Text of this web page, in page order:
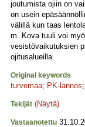
joutumista ojiin on
on usein
välillä kun taas
m. Kova tuuli voi
vesistövaikutuksien
ojitusalueilla.
Original keywords
turvemaa; PK-lannos;
Tekijät (Näytä)
Vastaanotettu